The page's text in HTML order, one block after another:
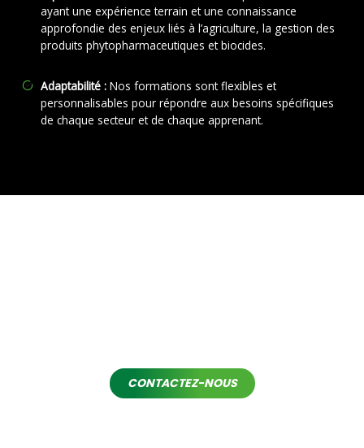
ayant une expérience terrain et une connaissance
approfondie des enjeux liés à l’agriculture, la gestion des
produits phytopharmaceutiques et biocides.
Adaptabilité :Nos formations sont flexibles et
personnalisables pour répondre aux besoins spécifiques
de chaque secteur et de chaque apprenant.
CONTACTEZ-NOUS